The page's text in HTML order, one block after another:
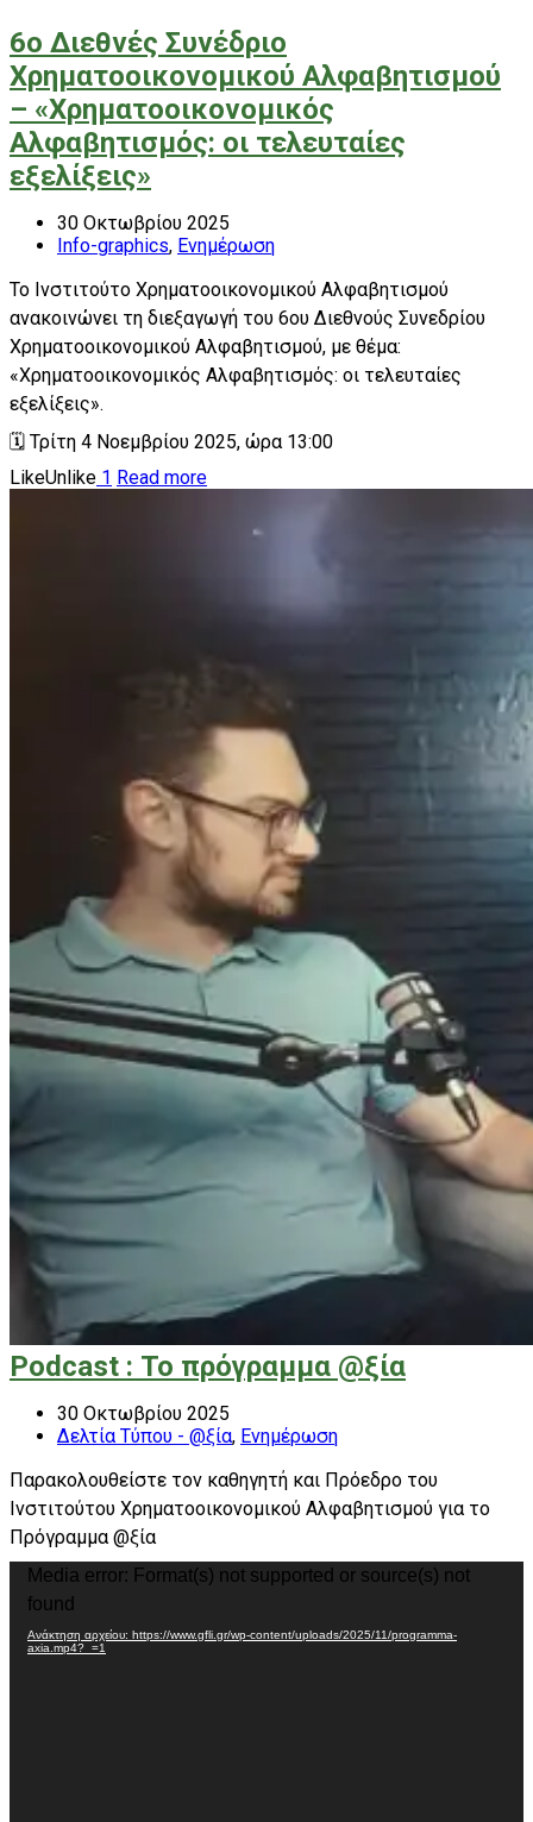
6ο Διεθνές Συνέδριο
Χρηματοοικονομικού Αλφαβητισμού
– «Χρηματοοικονομικός
Αλφαβητισμός: οι τελευταίες
εξελίξεις»
30 Οκτωβρίου 2025
Info-graphics, Ενημέρωση
Το Ινστιτούτο Χρηματοοικονομικού Αλφαβητισμού
ανακοινώνει τη διεξαγωγή του 6ου Διεθνούς Συνεδρίου
Χρηματοοικονομικού Αλφαβητισμού, με θέμα:
«Χρηματοοικονομικός Αλφαβητισμός: οι τελευταίες
εξελίξεις».
🗓️ Τρίτη 4 Νοεμβρίου 2025, ώρα 13:00
LikeUnlike 1 Read more
Podcast : Το πρόγραμμα @ξία
30 Οκτωβρίου 2025
Δελτία Τύπου - @ξία, Ενημέρωση
Παρακολουθείστε τον καθηγητή και Πρόεδρο του
Ινστιτούτου Χρηματοοικονομικού Αλφαβητισμού για το
Πρόγραμμα @ξία
Πρόγραμμα
Αναπαραγωγής
Βίντεο
Media error: Format(s) not supported or source(s) not
found
Ανάκτηση αρχείου: https://www.gfli.gr/wp-content/uploads/2025/11/programma-
axia.mp4?_=1